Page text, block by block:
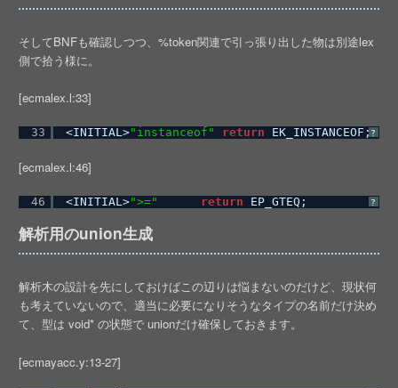
そしてBNFも確認しつつ、%token関連で引っ張り出した物は別途lex
側で拾う様に。
[ecmalex.l:33]
?
33 <INITIAL>"instanceof" return EK_INSTANCEOF;
[ecmalex.l:46]
?
46 <INITIAL>">=" return EP_GTEQ;
解析用のunion生成
解析木の設計を先にしておけばこの辺りは悩まないのだけど、現状何
も考えていないので、適当に必要になりそうなタイプの名前だけ決め
て、型は void* の状態で unionだけ確保しておきます。
[ecmayacc.y:13-27]